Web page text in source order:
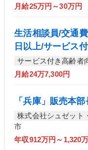
月給25万円～30万円
生活相談員/交通
日以上/サービス
サービス付き高齢者
月給24万7,300円
「兵庫」販売本部
株式会社シュゼット
市
年収912万円～1,320